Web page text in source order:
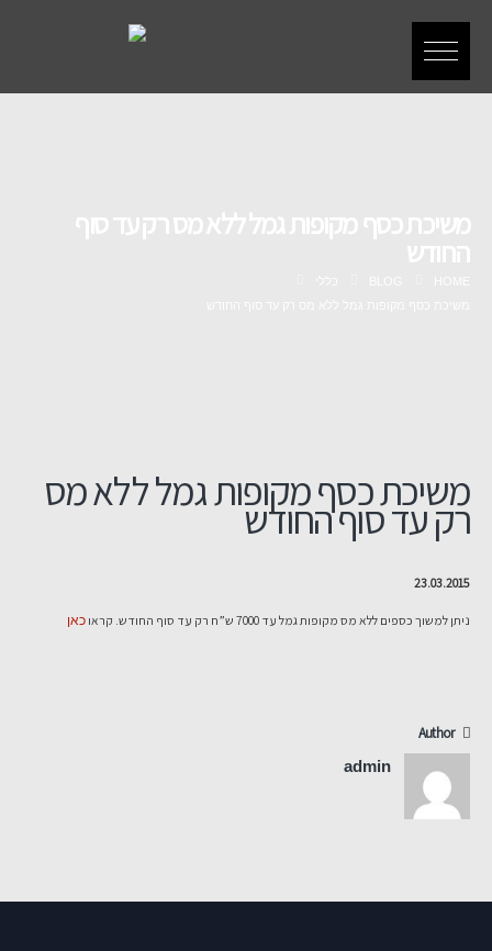
משיכת כסף מקופות גמל ללא מס
רק עד סוף החודש
23.03.2015
ניתן למשוך כספים ללא מס מקופות גמל עד 7000 ש”ח רק עד סוף החודש. קראו כאן
Author
admin